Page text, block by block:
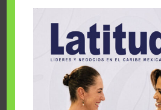
Cuando la solidaridad
sueños Fairmont Mayakoba